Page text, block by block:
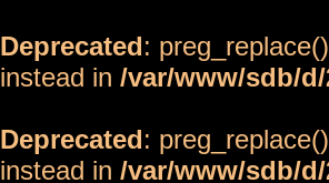
Deprecated:
instead in /var/www/sdb/
Deprecated:
instead in /var/www/sdb/